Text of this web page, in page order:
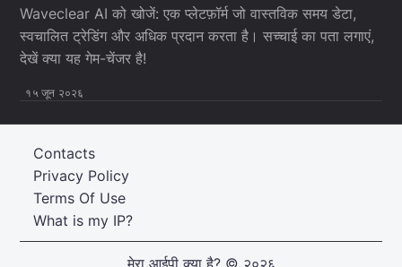
Waveclear AI को खोजें: एक प्लेटफ़ॉर्म जो वास्तविक समय डेटा,
स्वचालित ट्रेडिंग और अधिक प्रदान करता है। सच्चाई का पता लगाएं,
देखें क्या यह गेम-चेंजर है!
१५ जून २०२६
What is my IP?
Terms Of Use
Privacy Policy
Contacts